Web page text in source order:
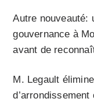
Autre nouveauté:
gouvernance à
avant de
M. Legault